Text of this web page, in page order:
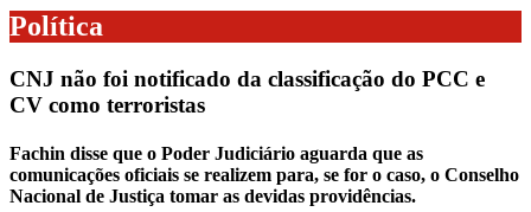
Política
CNJ não foi notificado da classificação do PCC e
CV como terroristas
Fachin disse que o Poder Judiciário aguarda que as
comunicações oficiais se realizem para, se for o caso, o Conselho
Nacional de Justiça tomar as devidas providências.